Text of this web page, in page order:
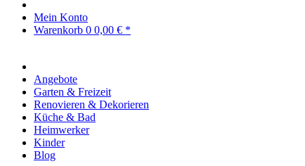
Mein Konto
Warenkorb 0 0,00 € *
Angebote
Garten & Freizeit
Renovieren & Dekorieren
Küche & Bad
Heimwerker
Kinder
Blog